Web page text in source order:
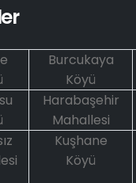
Burcukaya
Köyü
Harabaşehir
Mahallesi
Kuşhane
Köyü